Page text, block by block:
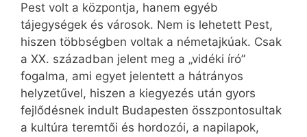
Pest volt a központja, hanem egyéb
tájegységek és városok. Nem is lehetett Pest,
hiszen többségben voltak a németajkúak. Csak
a XX. században jelent meg a „vidéki író”
fogalma, ami egyet jelentett a hátrányos
helyzetűvel, hiszen a kiegyezés után gyors
fejlődésnek indult Budapesten összpontosultak
a kultúra teremtői és hordozói, a napilapok,